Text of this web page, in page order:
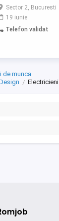
electrice
( cu
de
: in ture . ROL SI
Sector 2, Bucuresti
19 iunie
Telefon validat
de munca
Electricieni